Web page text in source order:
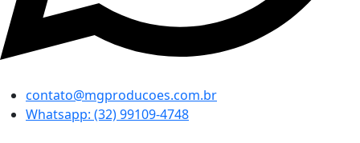
contato@mgproducoes.com.br
Whatsapp: (32) 99109-4748